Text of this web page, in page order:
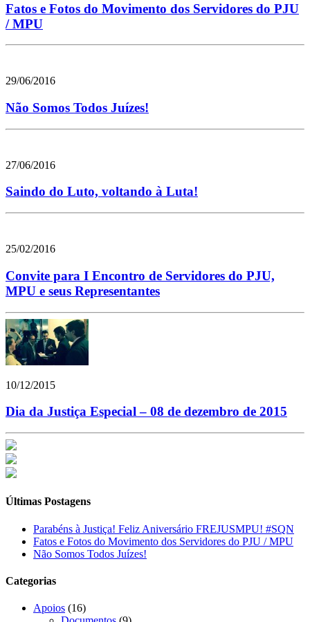
Fatos e Fotos do Movimento dos Servidores do PJU
/ MPU
29/06/2016
Não Somos Todos Juízes!
27/06/2016
Saindo do Luto, voltando à Luta!
25/02/2016
Convite para I Encontro de Servidores do PJU,
MPU e seus Representantes
10/12/2015
Dia da Justiça Especial – 08 de dezembro de 2015
Últimas Postagens
Parabéns à Justiça! Feliz Aniversário FREJUSMPU! #SQN
Fatos e Fotos do Movimento dos Servidores do PJU / MPU
Não Somos Todos Juízes!
Categorias
Apoios (16)